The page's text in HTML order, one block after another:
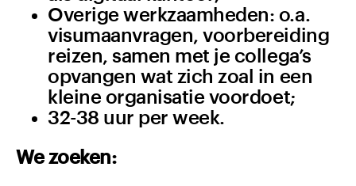
Overige werkzaamheden: o.a.
visumaanvragen, voorbereiding
reizen, samen met je collega’s
opvangen wat zich zoal in een
kleine organisatie voordoet;
32-38 uur per week.
We zoeken: